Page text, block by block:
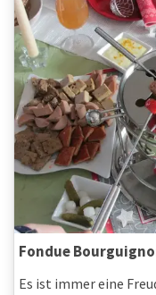
Fondue
Es ist immer eine